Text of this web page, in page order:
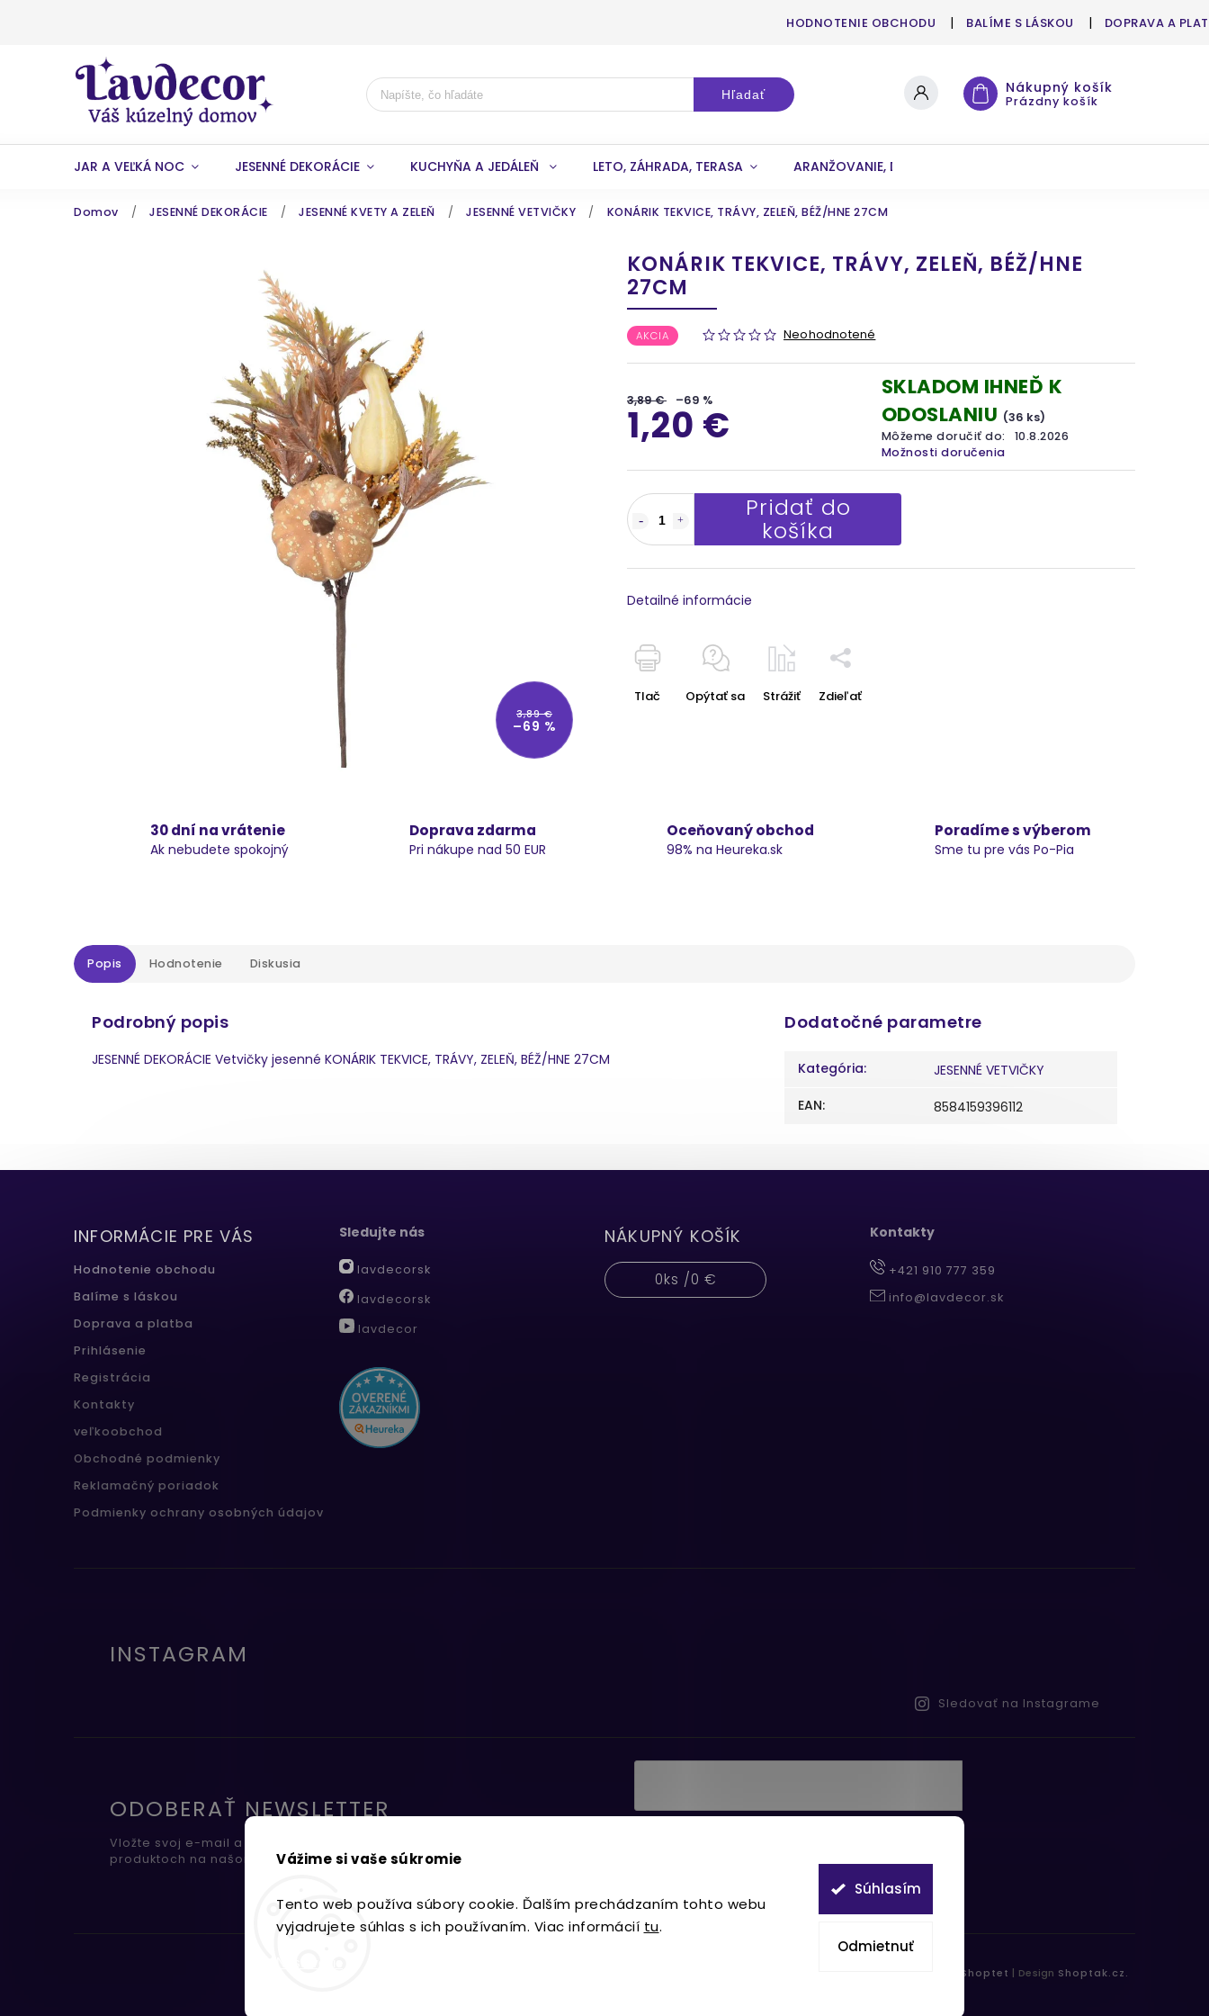
Vážime si vaše súkromie
Tento web používa súbory cookie. Ďalším prechádzaním tohto webu
vyjadrujete súhlas s ich používaním. Viac informácií tu.
Odmietnuť
Súhlasím
HODNOTENIE OBCHODU BALÍME S LÁSKOU DOPRAVA A
Hľadať Nákupný košík
Prázdny košík
JAR A VEĽKÁ NOC JESENNÉ DEKORÁCIE KUCHYŇA A JEDÁLEŇ LETO, ZÁHRADA, TERASA ARANŽOVANIE, DEKOROVANIE
Domov / JESENNÉ DEKORÁCIE / JESENNÉ KVETY A ZELEŇ / JESENNÉ VETVIČKY / KONÁRIK TEKVICE, TRÁVY, ZELEŇ, BÉŽ/HNE 27CM
3,89 €
–69 %
KONÁRIK TEKVICE, TRÁVY, ZELEŇ, BÉŽ/HNE
27CM
AKCIA Neohodnotené
3,89 € –69 %
1,20 €
SKLADOM IHNEĎ K
ODOSLANIU (36 ks)
Môžeme doručiť do:
10.8.2026
Možnosti doručenia
Pridať do
košíka
Detailné informácie
Tlač Opýtať sa Strážiť Zdieľať
30 dní na vrátenie
Ak nebudete spokojný
Doprava zdarma
Pri nákupe nad 50 EUR
Oceňovaný obchod
98% na Heureka.sk
Poradíme s výberom
Sme tu pre vás Po-Pia
Popis Hodnotenie Diskusia
Podrobný popis
JESENNÉ DEKORÁCIE Vetvičky jesenné KONÁRIK TEKVICE, TRÁVY, ZELEŇ, BÉŽ/HNE 27CM
Dodatočné parametre
Kategória:
JESENNÉ VETVIČKY
EAN: 8584159396112
INFORMÁCIE PRE VÁS
Hodnotenie obchodu
Balíme s láskou
Doprava a platba
Prihlásenie
Registrácia
Kontakty
veľkoobchod
Obchodné podmienky
Reklamačný poriadok
Podmienky ochrany osobných údajov
Sledujte nás
lavdecorsk
lavdecorsk
lavdecor
NÁKUPNÝ KOŠÍK
0ks /0 €
Kontakty
+421 910 777 359
info@lavdecor.sk
INSTAGRAM
Sledovať na Instagrame
ODOBERAŤ NEWSLETTER
Vložte svoj e-mail a my Vám budeme zasielať informácie o nových
produktoch na našom e-shope.
Shoptet | Design Shoptak.cz.